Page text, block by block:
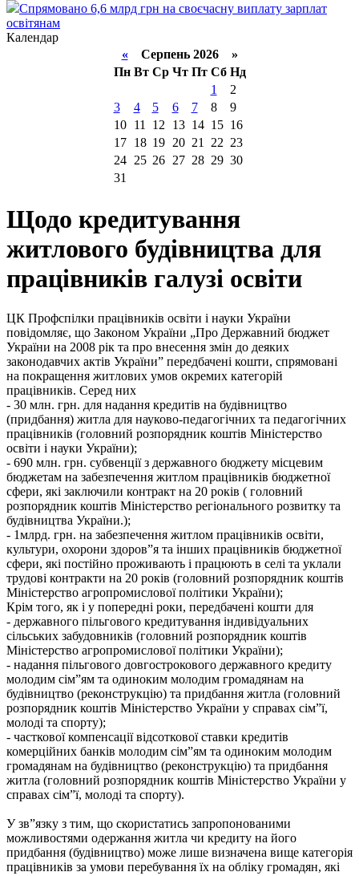
Спрямовано 6,6 млрд грн на своєчасну виплату зарплат
освітянам
Календар
«Серпень 2026 »
Пн Вт Ср Чт Пт Сб Нд
1
2
3
4 5 6 7 8
9
10
11 12 13 14 15 16
17
18 19 20 21 22 23
24
25 26 27 28 29 30
31
Щодо кредитування
житлового будівництва для
працівників галузі освіти
ЦК Профспілки працівників освіти і науки України
повідомляє, що Законом України „Про Державний бюджет
України на 2008 рік та про внесення змін до деяких
законодавчих актів України” передбачені кошти, спрямовані
на покращення житлових умов окремих категорій
працівників. Серед них
- 30 млн. грн. для надання кредитів на будівництво
(придбання) житла для науково-педагогічних та педагогічних
працівників (головний розпорядник коштів Міністерство
освіти і науки України);
- 690 млн. грн. субвенції з державного бюджету місцевим
бюджетам на забезпечення житлом працівників бюджетної
сфери, які заключили контракт на 20 років ( головний
розпорядник коштів Міністерство регіонального розвитку та
будівництва України.);
- 1млрд. грн. на забезпечення житлом працівників освіти,
культури, охорони здоров”я та інших працівників бюджетної
сфери, які постійно проживають і працюють в селі та уклали
трудові контракти на 20 років (головний розпорядник коштів
Міністерство агропромислової політики України);
Крім того, як і у попередні роки, передбачені кошти для
- державного пільгового кредитування індивідуальних
сільських забудовників (головний розпорядник коштів
Міністерство агропромислової політики України);
- надання пільгового довгострокового державного кредиту
молодим сім”ям та одиноким молодим громадянам на
будівництво (реконструкцію) та придбання житла (головний
розпорядник коштів Міністерство України у справах сім”ї,
молоді та спорту);
- часткової компенсації відсоткової ставки кредитів
комерційних банків молодим сім”ям та одиноким молодим
громадянам на будівництво (реконструкцію) та придбання
житла (головний розпорядник коштів Міністерство України у
справах сім”ї, молоді та спорту).
У зв”язку з тим, що скористатись запропонованими
можливостями одержання житла чи кредиту на його
придбання (будівництво) може лише визначена вище категорія
працівників за умови перебування їх на обліку громадян, які